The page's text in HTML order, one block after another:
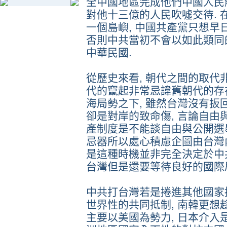
對他十三億的人民吹噓交待.
一個島嶼, 中國共產黨只想早
否則中共當初不會以如此類
中華民國.
從歷史來看, 朝代之間的取代
代的竄起非常忌諱舊朝代的
海局勢之下, 雖然台灣沒有扳
卻是對岸的致命傷, 言論自由
產制度是不能談自由與公開
忌器所以處心積慮企圖由台
是這種時機並非完全決定於
台灣但是還要等待良好的國
中共打台灣若是捲進其他國
世界性的共同抵制, 南韓更想
主要以美國為勢力, 日本介入